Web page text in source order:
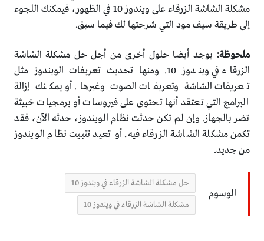
مشكلة الشاشة الزرقاء على ويندوز 10 في الظهور، فيمكنك اللجوء
إلى طريقة سيف مود التي شرحتها لك فيما سبق.
ملحوظة: يوجد أيضا حلول أخرى من أجل حل مشكلة الشاشة
الزرقاء في ويندوز 10. ومنها تحديث تعريفات الويندوز مثل
تعريفات الشاشة وتعريفات الصوت وغيرها. أو يمكنك إزالة
البرامج التي تعتقد أنها تحتوى على فيروسات أو برمجيات خبيثة
تضر بالجهاز. وإن لم تكن حدثت نظام الويندوز، حدثه الآن، فقد
تكمن مشكلة الشاشة الزرقاء فيه. أو تعيد تثبيت نظام الويندوز
من جديد.
الوسوم
حل مشكلة الشاشة الزرقاء في ويندوز 10
مشكلة الشاشة الزرقاء في ويندوز 10